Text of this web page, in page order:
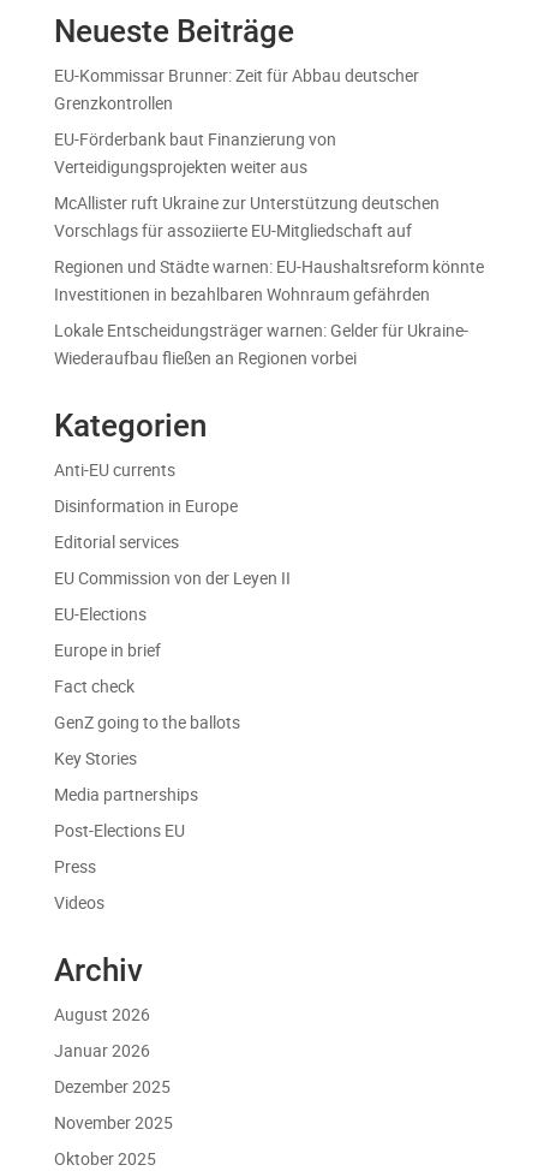
Neueste Beiträge
EU-Kommissar Brunner: Zeit für Abbau deutscher
Grenzkontrollen
EU-Förderbank baut Finanzierung von
Verteidigungsprojekten weiter aus
McAllister ruft Ukraine zur Unterstützung deutschen
Vorschlags für assoziierte EU-Mitgliedschaft auf
Regionen und Städte warnen: EU-Haushaltsreform könnte
Investitionen in bezahlbaren Wohnraum gefährden
Lokale Entscheidungsträger warnen: Gelder für Ukraine-
Wiederaufbau fließen an Regionen vorbei
Kategorien
Anti-EU currents
Disinformation in Europe
Editorial services
EU Commission von der Leyen II
EU-Elections
Europe in brief
Fact check
GenZ going to the ballots
Key Stories
Media partnerships
Post-Elections EU
Press
Videos
Archiv
August 2026
Januar 2026
Dezember 2025
November 2025
Oktober 2025